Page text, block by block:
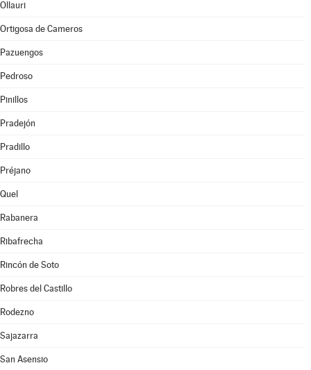
Ollauri
Ortigosa de Cameros
Pazuengos
Pedroso
Pinillos
Pradejón
Pradillo
Préjano
Quel
Rabanera
Ribafrecha
Rincón de Soto
Robres del Castillo
Rodezno
Sajazarra
San Asensio